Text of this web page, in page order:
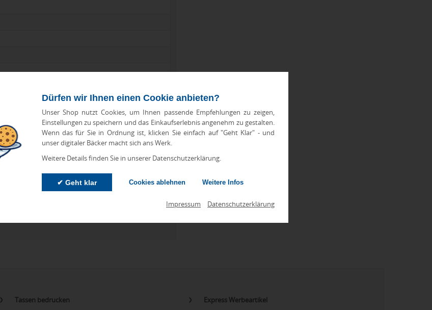
Dürfen wir Ihnen einen Cookie anbieten?
Unser Shop nutzt Cookies, um Ihnen passende Empfehlungen zu zeigen,
Einstellungen zu speichern und das Einkaufserlebnis angenehm zu gestalten.
Wenn das für Sie in Ordnung ist, klicken Sie einfach auf "Geht Klar" - und
unser digitaler Bäcker macht sich ans Werk.
Weitere Details finden Sie in unserer Datenschutzerklärung.
✔ Geht klar Cookies ablehnen Weitere Infos
Impressum Datenschutzerklärung
bei Preisen und Produktinformationen kommen.
Preise für Direktimport erhalten Sie auf
Tassen bedrucken Express Werbeartikel